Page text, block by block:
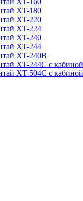
XT-160
XT-180
XT-220
XT-224
XT-240
XT-244
XT-240B
XT-244С с кабиной
XT-504С с кабиной